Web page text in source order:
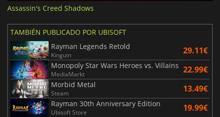
Assassin's Creed Shadows
TAMBIÉN PUBLICADO POR UBISOFT
Rayman Legends Retold
Kinguin 29.11€
Monopoly Star Wars Heroes vs. Villains
MediaMarkt 22.99€
Morbid Metal
Steam 13.49€
Rayman 30th Anniversary Edition
Ubisoft Store 19.99€